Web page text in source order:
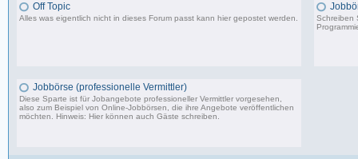
Off Topic
Alles was eigentlich nicht in dieses Forum passt kann hier gepostet werden.
Schreiben
Jobbörse (professionelle Vermittler)
Diese Sparte ist für Jobangebote professioneller Vermittler vorgesehen,
also zum Beispiel von Online-Jobbörsen, die ihre Angebote veröffentlichen
möchten. Hinweis: Hier können auch Gäste schreiben.